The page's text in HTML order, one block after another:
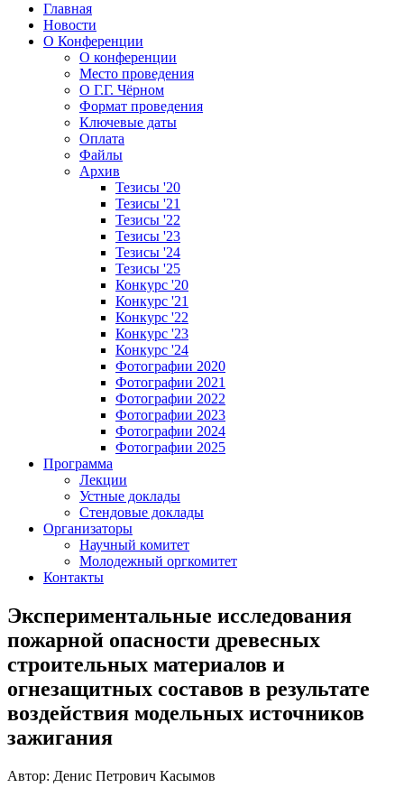
Главная
Новости
О Конференции
О конференции
Место проведения
О Г.Г. Чёрном
Формат проведения
Ключевые даты
Оплата
Файлы
Архив
Тезисы '20
Тезисы '21
Тезисы '22
Тезисы '23
Тезисы '24
Тезисы '25
Конкурс '20
Конкурс '21
Конкурс '22
Конкурс '23
Конкурс '24
Фотографии 2020
Фотографии 2021
Фотографии 2022
Фотографии 2023
Фотографии 2024
Фотографии 2025
Программа
Лекции
Устные доклады
Стендовые доклады
Организаторы
Научный комитет
Молодежный оргкомитет
Контакты
Экспериментальные исследования
пожарной опасности древесных
строительных материалов и
огнезащитных составов в результате
воздействия модельных источников
зажигания
Автор: Денис Петрович Касымов